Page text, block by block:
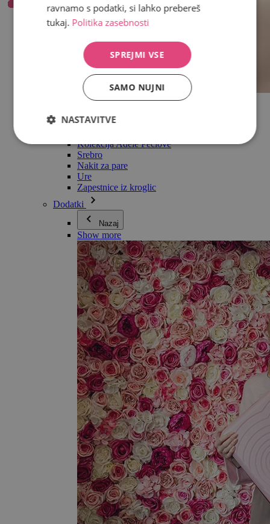
Vse v kategoriji Nakit
Zapestnice
Kolekcija Adéle Pečlové
Srebro
Nakit za pare
Ure
Zapestnice iz kroglic
Dodatki
Nazaj
Show more
ravnamo s podatki, si lahko prebereš
tukaj. Politika zasebnosti
SPREJMI VSE
SAMO NUJNI
NASTAVITVE